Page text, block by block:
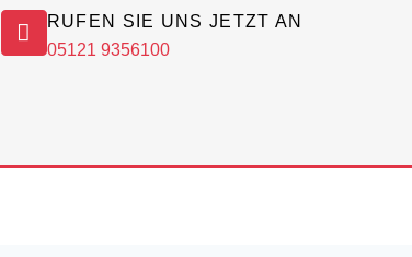
RUFEN SIE UNS JETZT AN
05121 9356100